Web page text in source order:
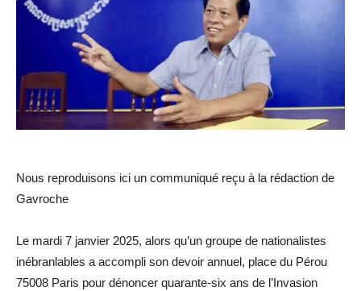
Nous reproduisons ici un communiqué reçu à la rédaction de
Gavroche
Le mardi 7 janvier 2025, alors qu’un groupe de nationalistes
inébranlables a accompli son devoir annuel, place du Pérou
75008 Paris pour dénoncer quarante-six ans de l’Invasion